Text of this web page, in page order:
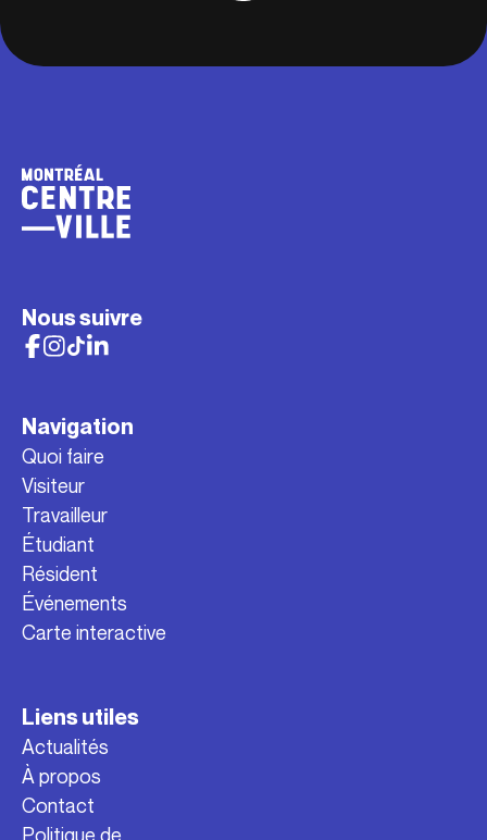
Nous suivre
Navigation
Quoi faire
Visiteur
Travailleur
Étudiant
Résident
Événements
Carte interactive
Liens utiles
Actualités
À propos
Contact